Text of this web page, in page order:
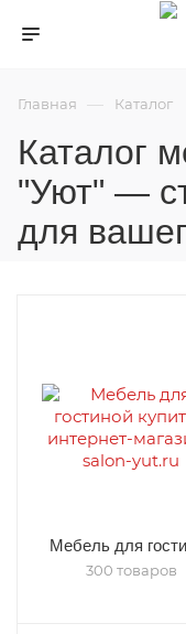
Главная — Каталог
Каталог
"Уют" —
для
Мебель для
300 товаров